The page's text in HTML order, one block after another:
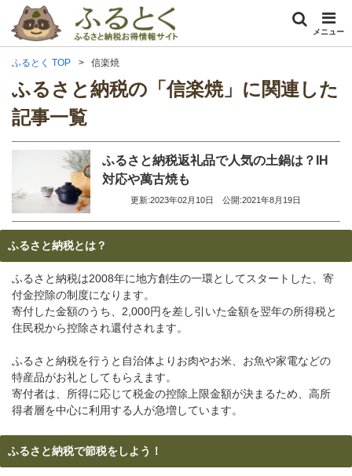
メニュー
ふるとく TOP 信楽焼
ふるさと納税の「信楽焼」に関連した
記事一覧
ふるさと納税返礼品で人気の土鍋は？IH
対応や萬古焼も
更新:2023年02月10日 公開:2021年8月19日
ふるさと納税とは？
ふるさと納税は2008年に地方創生の一環としてスタートした、寄
付金控除の制度になります。
寄付した金額のうち、2,000円を差し引いた金額を翌年の所得税と
住民税から控除され還付されます。
ふるさと納税を行うと自治体よりお肉やお米、お魚や家電などの
特産品がお礼としてもらえます。
寄付者は、所得に応じて税金の控除上限金額が決まるため、高所
得者層を中心に利用する人が急増しています。
ふるさと納税で節税をしよう！